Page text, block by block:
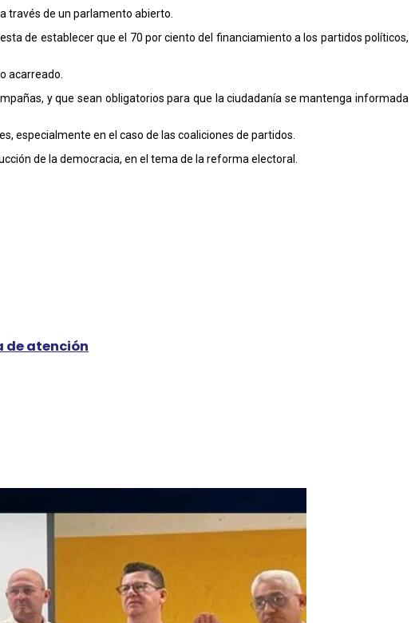
través de un parlamento abierto.
de establecer que el 70 por ciento del financiamiento a los partidos políticos,
acarreado.
y que sean obligatorios para que la ciudadanía se mantenga informada
especialmente en el caso de las coaliciones de partidos.
de la democracia, en el tema de la reforma electoral.
de atención